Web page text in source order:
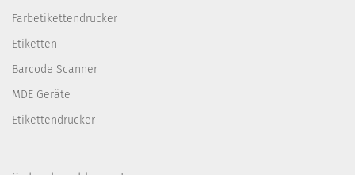
Farbetikettendrucker
Etiketten
Barcode Scanner
MDE Geräte
Etikettendrucker